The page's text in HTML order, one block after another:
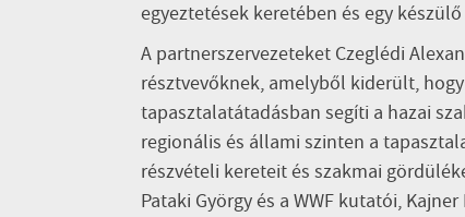
egyeztetések keretében és egy
A partnerszervezeteket Czeglédi
résztvevőknek, amelyből kiderült,
tapasztalatátadásban segíti a hazai
regionális és állami szinten a
részvételi kereteit és szakmai
Pataki György és a WWF kutatói,